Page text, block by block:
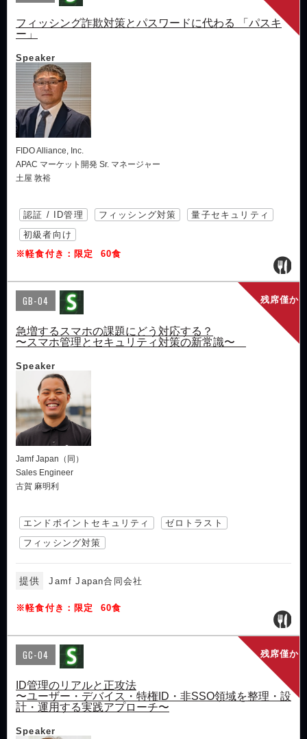
フィッシング詐欺対策とパスワードに代わる 「パスキ
ー」
Speaker
FIDO Alliance, Inc.
APAC マーケット開発 Sr. マネージャー
土屋 敦裕
認証 / ID管理 フィッシング対策
量子セキュリティ
初級者向け
※軽食付き：限定 60食
残席僅か
GB-04
急増するスマホの課題にどう対応する？
〜スマホ管理とセキュリティ対策の新常識〜
Speaker
Jamf Japan（同）
Sales Engineer
古賀 麻明利
エンドポイントセキュリティ
ゼロトラスト
フィッシング対策
提供 Jamf Japan合同会社
※軽食付き：限定 60食
残席僅か
GC-04
ID管理のリアルと正攻法
〜ユーザー・デバイス・特権ID・非SSO領域を整理・設
計・運用する実践アプローチ〜
Speaker